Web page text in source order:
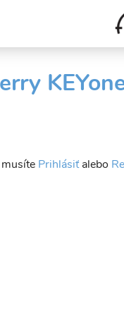
Prihlásiťalebo